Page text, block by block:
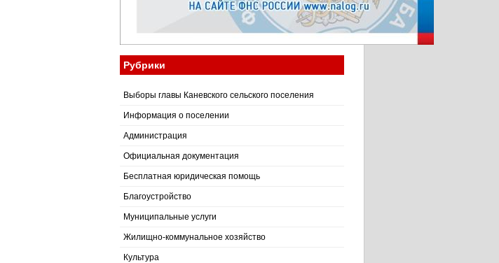
Рубрики
Выборы главы Каневского сельского поселения
Информация о поселении
Администрация
Официальная документация
Бесплатная юридическая помощь
Благоустройство
Муниципальные услуги
Жилищно-коммунальное хозяйство
Культура